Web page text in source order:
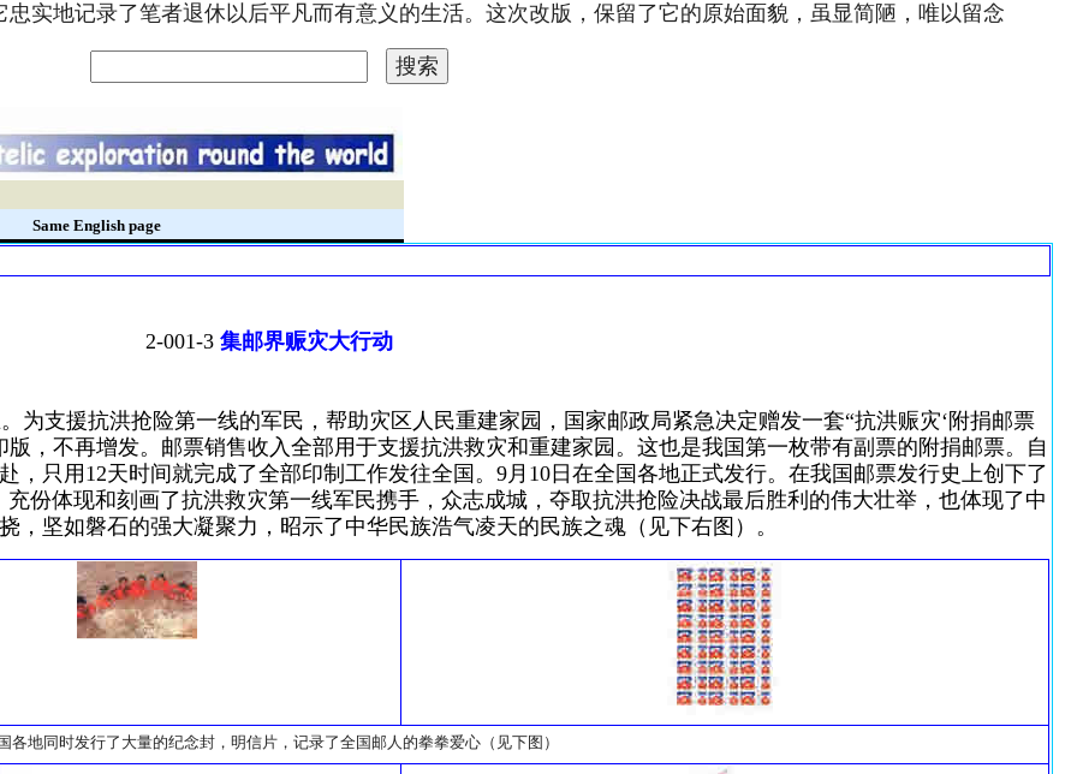
实地记录了笔者退休以后平凡而有意义的生活。这次改版，保留了它的原始面貌，虽显简陋，唯以留念
Same English page
2-001-3 集邮界赈灾大行动
为支援抗洪抢险第一线的军民，帮助灾区人民重建家园，国家邮政局紧急决定赠发一套“抗洪赈灾‘附捐邮票
，不再增发。邮票销售收入全部用于支援抗洪救灾和重建家园。这也是我国第一枚带有副票的附捐邮票。自
，只用12天时间就完成了全部印制工作发往全国。9月10日在全国各地正式发行。在我国邮票发行史上创下了
份体现和刻画了抗洪救灾第一线军民携手，众志成城，夺取抗洪抢险决战最后胜利的伟大壮举，也体现了中
，坚如磐石的强大凝聚力，昭示了中华民族浩气凌天的民族之魂（见下右图）。
各地同时发行了大量的纪念封，明信片，记录了全国邮人的拳拳爱心（见下图）